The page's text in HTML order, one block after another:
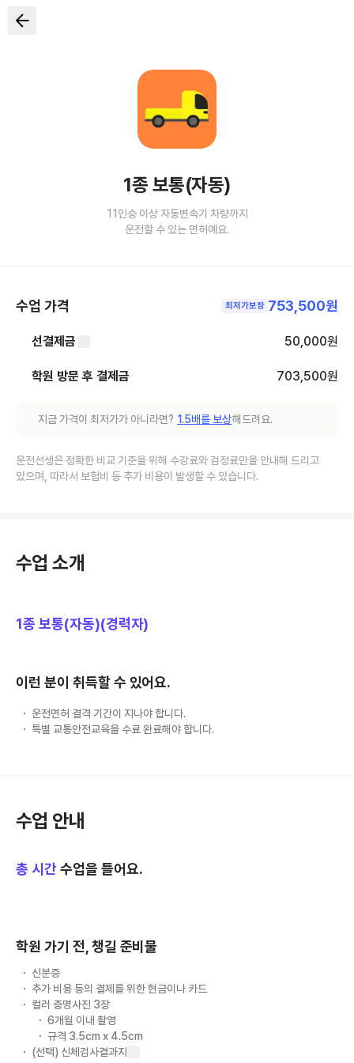
1종 보통(자동)
11인승 이상 자동변속기 차량까지
운전할 수 있는 면허예요.
수업 가격 최저가보장 753,500원
선결제금 50,000원
학원 방문 후 결제금 703,500원
지금 가격이 최저가가 아니라면? 1.5배를 보상해드려요.
운전선생은 정확한 비교 기준을 위해 수강료와 검정료만을 안내해 드리고
있으며, 따라서 보험비 등 추가 비용이 발생할 수 있습니다.
수업 소개
1종 보통(자동)(경력자)
이런 분이 취득할 수 있어요.
운전면허 결격 기간이 지나야 합니다.
특별 교통안전교육을 수료 완료해야 합니다.
수업 안내
총 시간수업을 들어요.
학원 가기 전, 챙길 준비물
신분증
추가 비용 등의 결제를 위한 현금이나 카드
컬러 증명사진 3장
6개월 이내 촬영
규격 3.5cm x 4.5cm
(선택) 신체검사결과지